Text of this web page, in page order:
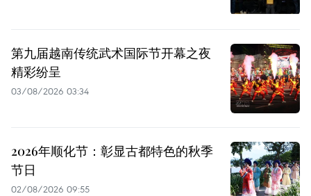
第九届越南传统武术国际节开幕之夜
精彩纷呈
03/08/2026 03:34
2026年顺化节：彰显古都特色的秋季
节日
02/08/2026 09:55